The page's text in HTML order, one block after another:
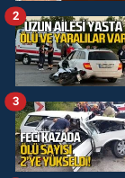
2
3